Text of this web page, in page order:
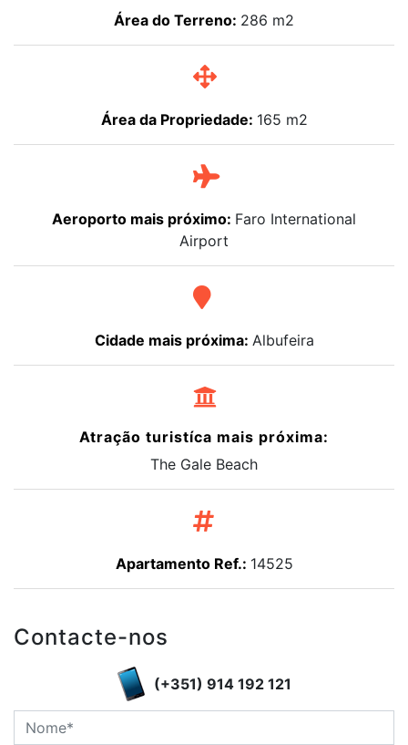
Área da Propriedade:165 m2
Aeroporto mais próximo:Faro International
Airport
Cidade mais próxima:Albufeira
Atração turistíca mais próxima:
The Gale Beach
Apartamento Ref.:14525
Contacte-nos